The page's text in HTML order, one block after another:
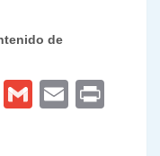
de
C
G
E